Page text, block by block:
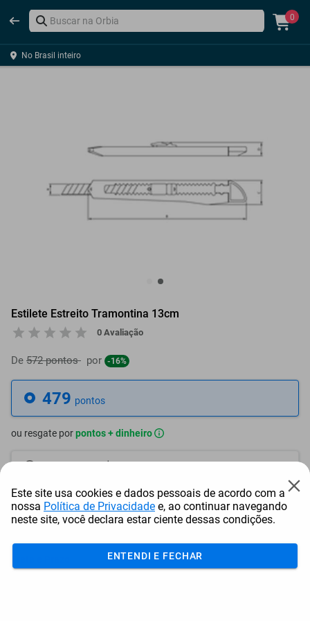
0
No Brasil inteiro
Estilete Estreito Tramontina 13cm
0 Avaliação
De 572 pontos por -16%
479 pontos
ou resgate porpontos + dinheiro
432 + R$ 2,16
408 pontos + R$ 3,27
384 pontos + R$ 4,37
Este site usa cookies e dados pessoais de acordo com a
nossa Política de Privacidade e, ao continuar navegando
neste site, você declara estar ciente dessas condições.
ENTENDI E FECHAR